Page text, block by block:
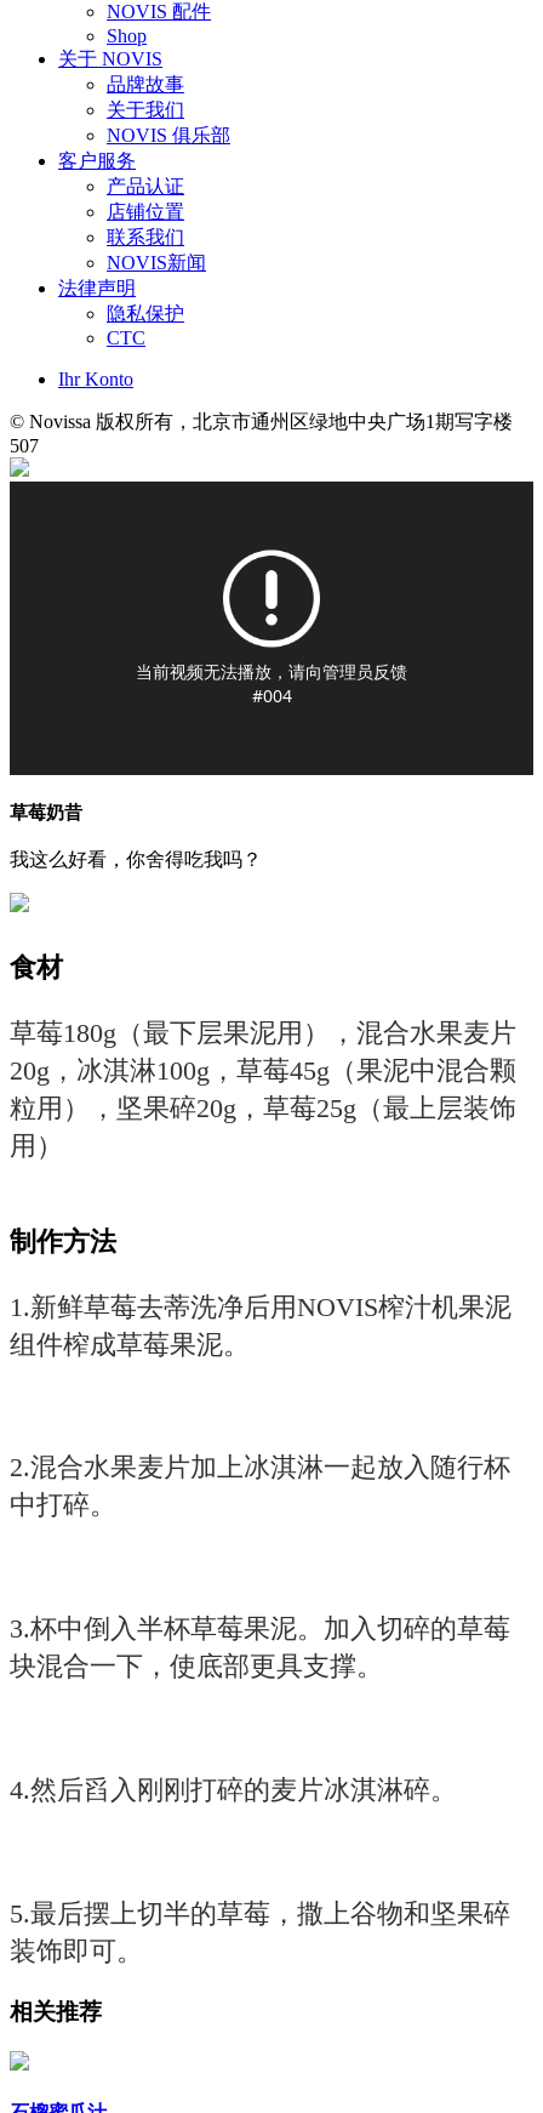
NOVIS 配件
Shop
关于 NOVIS
品牌故事
关于我们
NOVIS 俱乐部
客户服务
产品认证
店铺位置
联系我们
NOVIS新闻
法律声明
隐私保护
CTC
Ihr Konto
© Novissa 版权所有，北京市通州区绿地中央广场1期写字楼
507
当前视频无法播放，请向管理员反馈
#004
草莓奶昔
我这么好看，你舍得吃我吗？
食材
草莓180g（最下层果泥用），混合水果麦片
20g，冰淇淋100g，草莓45g（果泥中混合颗
粒用），坚果碎20g，草莓25g（最上层装饰
用）
制作方法
1.新鲜草莓去蒂洗净后用NOVIS榨汁机果泥
组件榨成草莓果泥。
2.混合水果麦片加上冰淇淋一起放入随行杯
中打碎。
3.杯中倒入半杯草莓果泥。加入切碎的草莓
块混合一下，使底部更具支撑。
4.然后舀入刚刚打碎的麦片冰淇淋碎。
5.最后摆上切半的草莓，撒上谷物和坚果碎
装饰即可。
相关推荐